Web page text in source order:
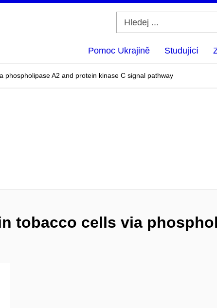
Pomoc Ukrajině Studující
phospholipase A2 and protein kinase C signal pathway
tobacco cells via